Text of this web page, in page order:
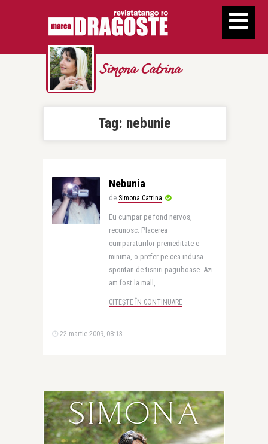
Simona Catrina
Tag: nebunie
Nebunia
de Simona Catrina
Eu cumpar pe fond nervos,
recunosc. Placerea
cumparaturilor premeditate e
minima, o prefer pe cea indusa
spontan de tisniri paguboase. Azi
am fost la mall, ..
CITEȘTE ÎN CONTINUARE
22 martie 2009, 08:13